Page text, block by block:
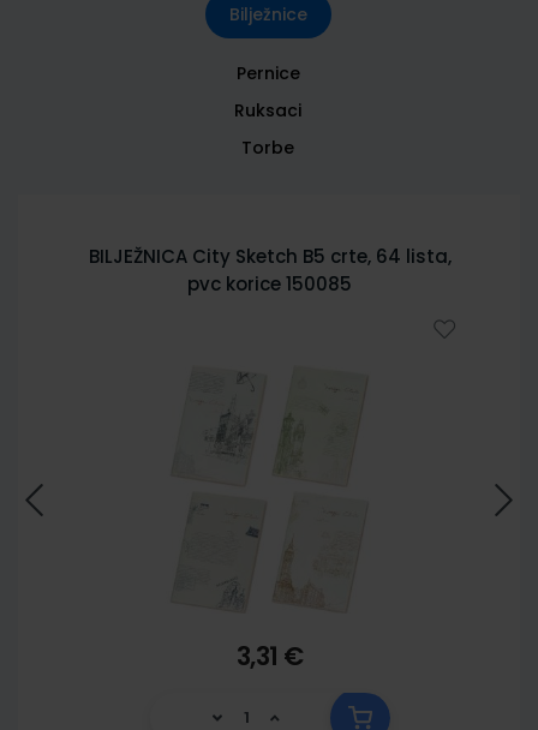
Bilježnice
Pernice
Ruksaci
Torbe
BILJEŽNICA City Sketch B5 crte, 64 lista,
pvc korice 150085
3,31 €